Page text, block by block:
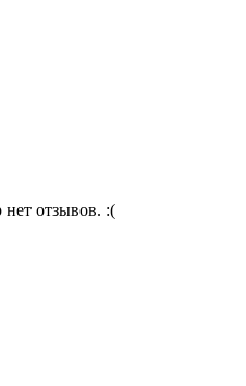
отзывов. :(